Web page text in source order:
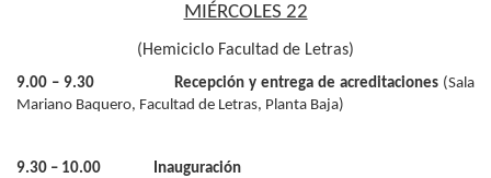
MIÉRCOLES 22
(Hemiciclo Facultad de Letras)
9.00 – 9.30 Recepción y entrega de acreditaciones (Sala
Mariano Baquero, Facultad de Letras, Planta Baja)
9.30 – 10.00 Inauguración